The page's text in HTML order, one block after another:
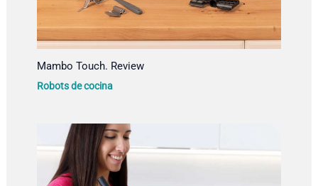
Mambo Touch. Review
Robots de cocina